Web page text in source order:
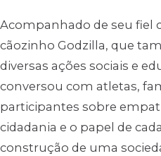
Acompanhado de seu fiel
cãozinho Godzilla, que
diversas ações sociais e
conversou com atletas,
participantes sobre
cidadania e o papel de
construção de uma